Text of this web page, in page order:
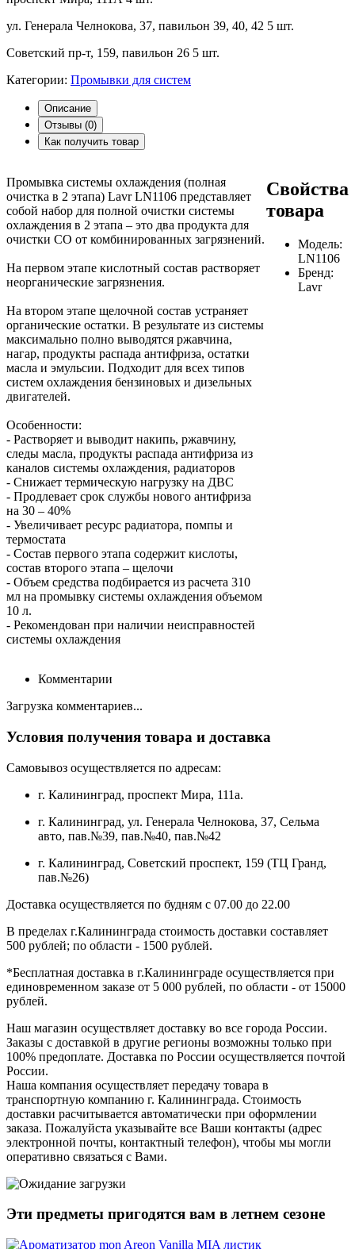
ул. Генерала Челнокова, 37, павильон 39, 40, 42 5 шт.
Советский пр-т, 159, павильон 26 5 шт.
Категории: Промывки для систем
Описание
Отзывы (0)
Как получить товар
Промывка системы охлаждения (полная
очистка в 2 этапа) Lavr LN1106 представляет
собой набор для полной очистки системы
охлаждения в 2 этапа – это два продукта для
очистки СО от комбинированных загрязнений.
На первом этапе кислотный состав растворяет
неорганические загрязнения.
На втором этапе щелочной состав устраняет
органические остатки. В результате из системы
максимально полно выводятся ржавчина,
нагар, продукты распада антифриза, остатки
масла и эмульсии. Подходит для всех типов
систем охлаждения бензиновых и дизельных
двигателей.
Особенности:
- Растворяет и выводит накипь, ржавчину,
следы масла, продукты распада антифриза из
каналов системы охлаждения, радиаторов
- Снижает термическую нагрузку на ДВС
- Продлевает срок службы нового антифриза
на 30 – 40%
- Увеличивает ресурс радиатора, помпы и
термостата
- Состав первого этапа содержит кислоты,
состав второго этапа – щелочи
- Объем средства подбирается из расчета 310
мл на промывку системы охлаждения объемом
10 л.
- Рекомендован при наличии неисправностей
системы охлаждения
Свойства
товара
Модель:
LN1106
Бренд:
Lavr
Комментарии
Загрузка комментариев...
Условия получения товара и доставка
Самовывоз осуществляется по адресам:
г. Калининград, проспект Мира, 111а.
г. Калининград, ул. Генерала Челнокова, 37, Сельма
авто, пав.№39, пав.№40, пав.№42
г. Калининград, Советский проспект, 159 (ТЦ Гранд,
пав.№26)
Доставка осуществляется по будням с 07.00 до 22.00
В пределах г.Калининграда стоимость доставки составляет
500 рублей; по области - 1500 рублей.
*Бесплатная доставка в г.Калининграде осуществляется при
единовременном заказе от 5 000 рублей, по области - от 15000
рублей.
Наш магазин осуществляет доставку во все города России.
Заказы с доставкой в другие регионы возможны только при
100% предоплате. Доставка по России осуществляется почтой
России.
Наша компания осуществляет передачу товара в
транспортную компанию г. Калининграда. Стоимость
доставки расчитывается автоматически при оформлении
заказа. Пожалуйста указывайте все Ваши контакты (адрес
электронной почты, контактный телефон), чтобы мы могли
оперативно связаться с Вами.
Эти предметы пригодятся вам в летнем сезоне